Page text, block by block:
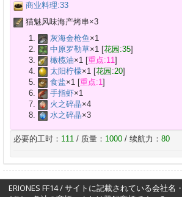
商业料理:33
猫魅风味海产烤串×3
灰海金枪鱼 ×1
中原罗勒草×1 [花园:35]
橄榄油×1 [重点:11]
太阳柠檬×1 [花园:20]
食盐×1 [重点:1]
手指虾×1
火之碎晶×4
水之碎晶×3
必要的工时： 111 / 质量： 1000 / 续航力： 80
ERIONES FF14 / サイトに記載されている会社名